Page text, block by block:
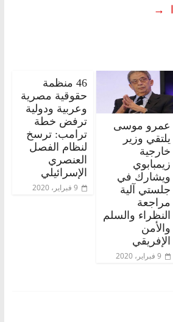
→
عمرو موسى
يلتقي وزير
خارجية
زيمبابوي
ويشارك في
جلستي آلية
مراجعة
النظراء والسلم
والأمن
الإفريقي
9 فبراير، 2020
46 منظمة
حقوقية مصرية
وعربية ودولية
ترفض خطة
ترامب: ترسخ
لنظام الفصل
العنصري
الإسرائيلي
9 فبراير، 2020